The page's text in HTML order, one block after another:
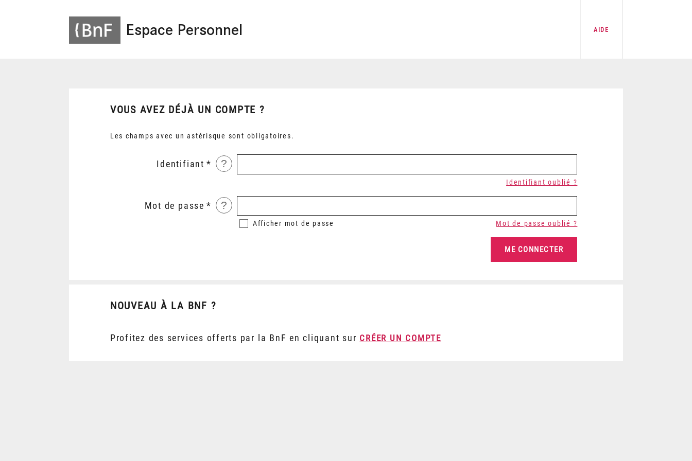
Espace Personnel AIDE
VOUS AVEZ DÉJÀ UN COMPTE ?
Les champs avec un astérisque sont obligatoires.
Identifiant ?
Identifiant oublié ?
Mot de passe ?
Afficher mot de passe Mot de passe oublié ?
NOUVEAU À LA BNF ?
Profitez des services offerts par la BnF en cliquant sur CRÉER UN COMPTE